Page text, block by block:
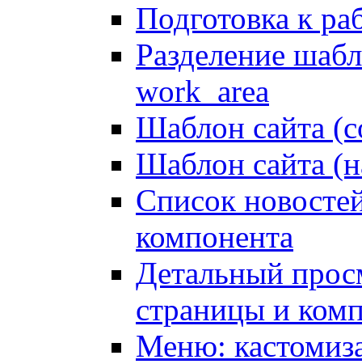
Подготовка к
Разделение
work_area
Шаблон сайта
Шаблон сайта
Список
компонента
Детальный
страницы и
Меню: